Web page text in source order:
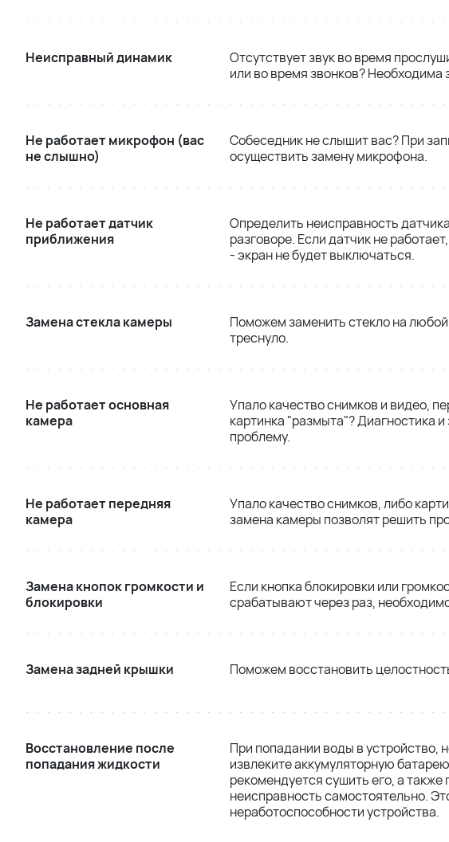
Неисправный динамик
Отсутствует звук во время
или во время звонков? Необходима
Не работает микрофон (вас
не слышно)
Собеседник не слышит вас? При
осуществить замену микрофона.
Не работает датчик
приближения
Определить неисправность
разговоре. Если датчик не
- экран не будет выключаться.
Замена стекла камеры
Поможем заменить стекло на
треснуло.
Не работает основная
камера
Упало качество снимков и видео,
картинка "размыта"? Диагностика
проблему.
Не работает передняя
камера
Упало качество снимков, либо
замена камеры позволят решить
Замена кнопок громкости и
блокировки
Если кнопка блокировки или
срабатывают через раз,
Замена задней крышки Поможем восстановить
Восстановление после
попадания жидкости
При попадании воды в устройство,
извлеките аккумуляторную
рекомендуется сушить его, а также
неисправность самостоятельно.
неработоспособности устройства.